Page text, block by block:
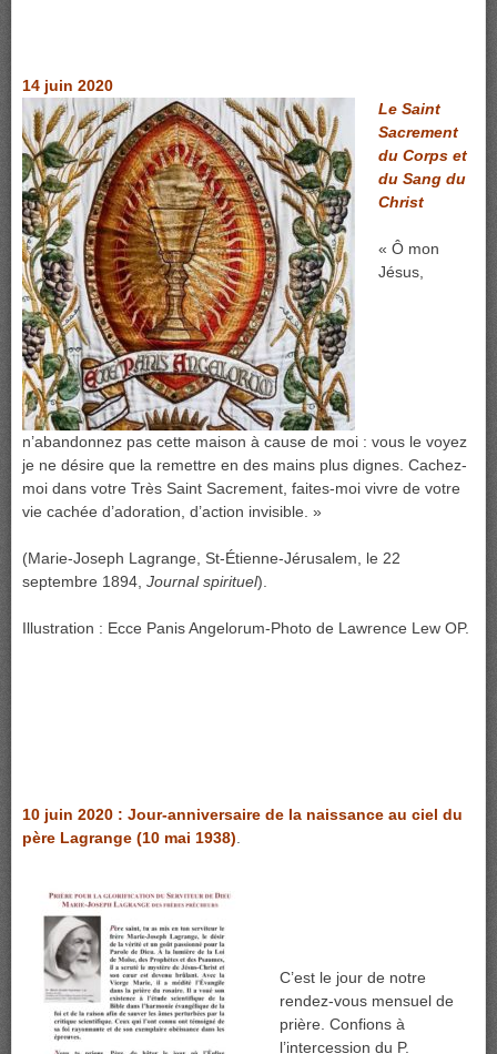
14 juin 2020
Le Saint
Sacrement
du Corps et
du Sang du
Christ
« Ô mon
Jésus,
n’abandonnez pas cette maison à cause de moi : vous le voyez
je ne désire que la remettre en des mains plus dignes. Cachez-
moi dans votre Très Saint Sacrement, faites-moi vivre de votre
vie cachée d’adoration, d’action invisible. »
(Marie-Joseph Lagrange, St-Étienne-Jérusalem, le 22
septembre 1894, Journal spirituel).
Illustration : Ecce Panis Angelorum-Photo de Lawrence Lew OP.
10 juin 2020 : Jour-anniversaire de la naissance au ciel du
père Lagrange (10 mai 1938).
C’est le jour de notre
rendez-vous mensuel de
prière. Confions à
l’intercession du P.